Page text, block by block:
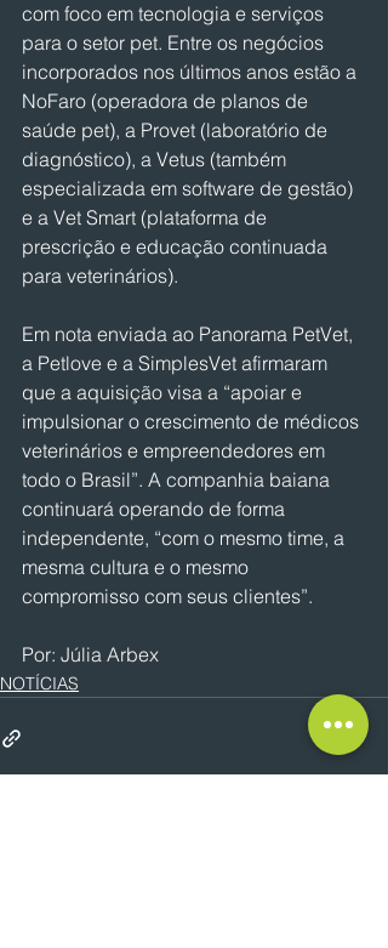
com foco em tecnologia e serviços
para o setor pet. Entre os negócios
incorporados nos últimos anos estão a
NoFaro (operadora de planos de
saúde pet), a Provet (laboratório de
diagnóstico), a Vetus (também
especializada em software de gestão)
e a Vet Smart (plataforma de
prescrição e educação continuada
para veterinários).
Em nota enviada ao Panorama PetVet,
a Petlove e a SimplesVet afirmaram
que a aquisição visa a “apoiar e
impulsionar o crescimento de médicos
veterinários e empreendedores em
todo o Brasil”. A companhia baiana
continuará operando de forma
independente, “com o mesmo time, a
mesma cultura e o mesmo
compromisso com seus clientes”.
Por: Júlia Arbex
NOTÍCIAS